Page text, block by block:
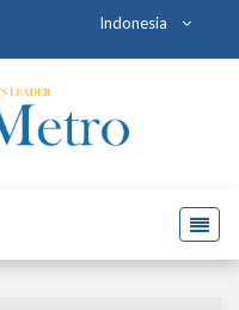
Indonesia